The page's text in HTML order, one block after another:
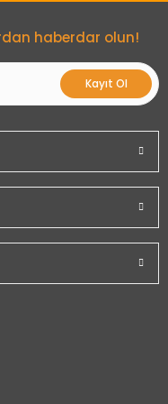
haberdar olun!
Kayıt Ol